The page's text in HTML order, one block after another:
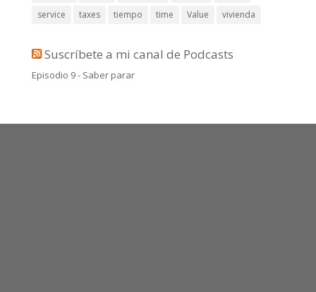
service
taxes tiempo time Value vivienda
Suscríbete a mi canal de Podcasts
Episodio 9 - Saber parar